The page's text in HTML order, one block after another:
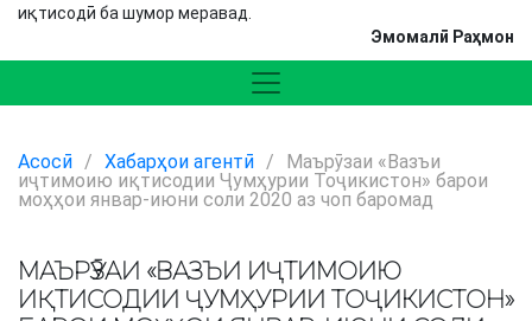
иқтисодӣ ба шумор меравад.
Эмомалӣ Раҳмон
Асосӣ / Хабарҳои агентӣ /
Маърӯзаи «Вазъи
иҷтимоию иқтисодии Ҷумҳурии Тоҷикистон» барои
моҳҳои январ-июни соли 2020 аз чоп баромад
МАЪРӮЗАИ «ВАЗЪИ ИҶТИМОИЮ
ИҚТИСОДИИ ҶУМҲУРИИ ТОҶИКИСТОН»